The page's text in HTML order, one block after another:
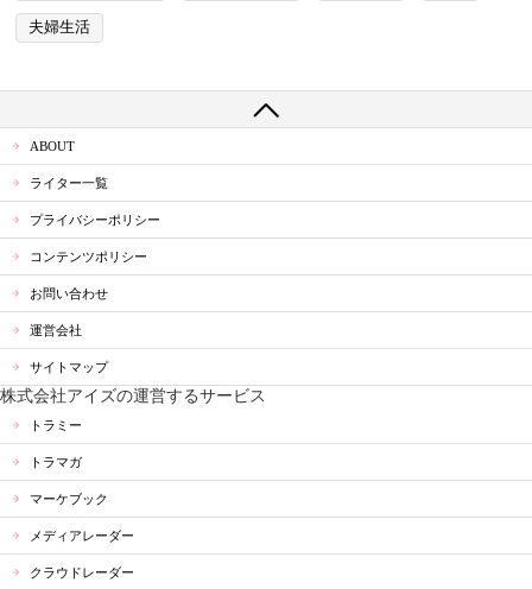
夫婦生活
ABOUT
ライター一覧
プライバシーポリシー
コンテンツポリシー
お問い合わせ
運営会社
サイトマップ
株式会社アイズの運営するサービス
トラミー
トラマガ
マーケブック
メディアレーダー
クラウドレーダー